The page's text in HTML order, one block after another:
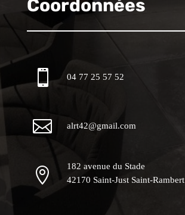
Coordonnées
 04 77 25 57 52
 alrt42@gmail.com

182 avenue du Stade
42170 Saint-Just Saint-Rambert